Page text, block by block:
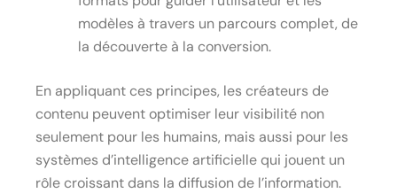
modèles à travers un parcours complet, de
la découverte à la conversion.
En appliquant ces principes, les créateurs de
contenu peuvent optimiser leur visibilité non
seulement pour les humains, mais aussi pour les
systèmes d’intelligence artificielle qui jouent un
rôle croissant dans la diffusion de l’information.